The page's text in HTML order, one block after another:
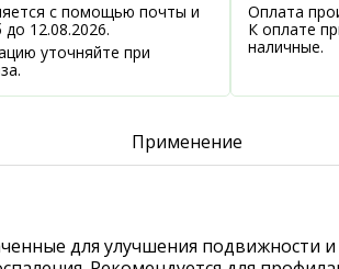
с помощью почты и
12.08.2026.
уточняйте при
Оплата
К оплате
наличные.
Применение
для улучшения подвижности